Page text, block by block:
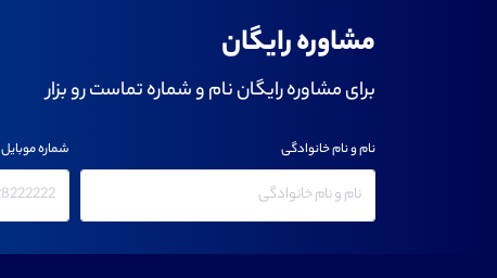
مشاوره رایگان
برای مشاوره رایگان نام و شماره تماست رو بزار
نام و نام خانوادگی شماره موبایل